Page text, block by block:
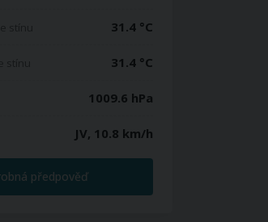
31.4 °C
31.4 °C
1009.6 hPa
JV, 10.8 km/h
předpověď